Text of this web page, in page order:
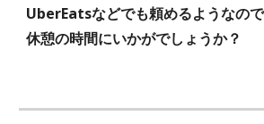
UberEatsなどでも頼めるようなの
休憩の時間にいかがでしょうか？